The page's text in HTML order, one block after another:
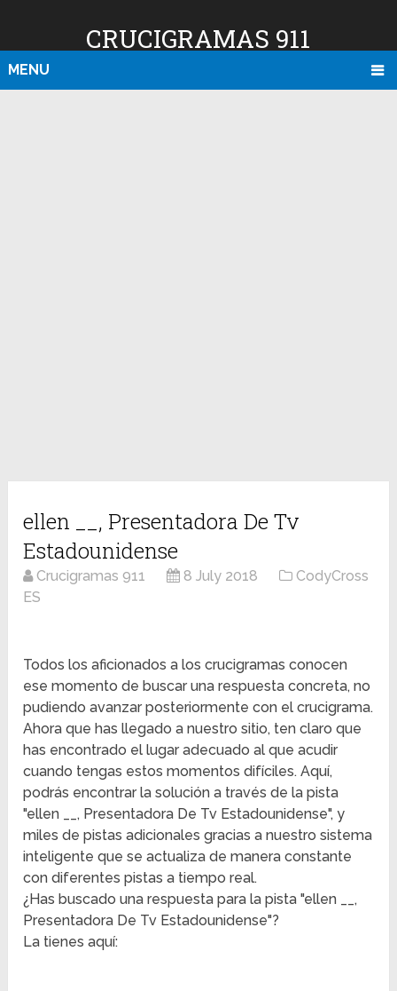
CRUCIGRAMAS 911
MENU
ellen __, Presentadora De Tv
Estadounidense
Crucigramas 911 8 July 2018
CodyCross
ES
Todos los aficionados a los crucigramas conocen
ese momento de buscar una respuesta concreta, no
pudiendo avanzar posteriormente con el crucigrama.
Ahora que has llegado a nuestro sitio, ten claro que
has encontrado el lugar adecuado al que acudir
cuando tengas estos momentos difíciles. Aquí,
podrás encontrar la solución a través de la pista
"ellen __, Presentadora De Tv Estadounidense", y
miles de pistas adicionales gracias a nuestro sistema
inteligente que se actualiza de manera constante
con diferentes pistas a tiempo real.
¿Has buscado una respuesta para la pista "ellen __,
Presentadora De Tv Estadounidense"?
La tienes aquí: